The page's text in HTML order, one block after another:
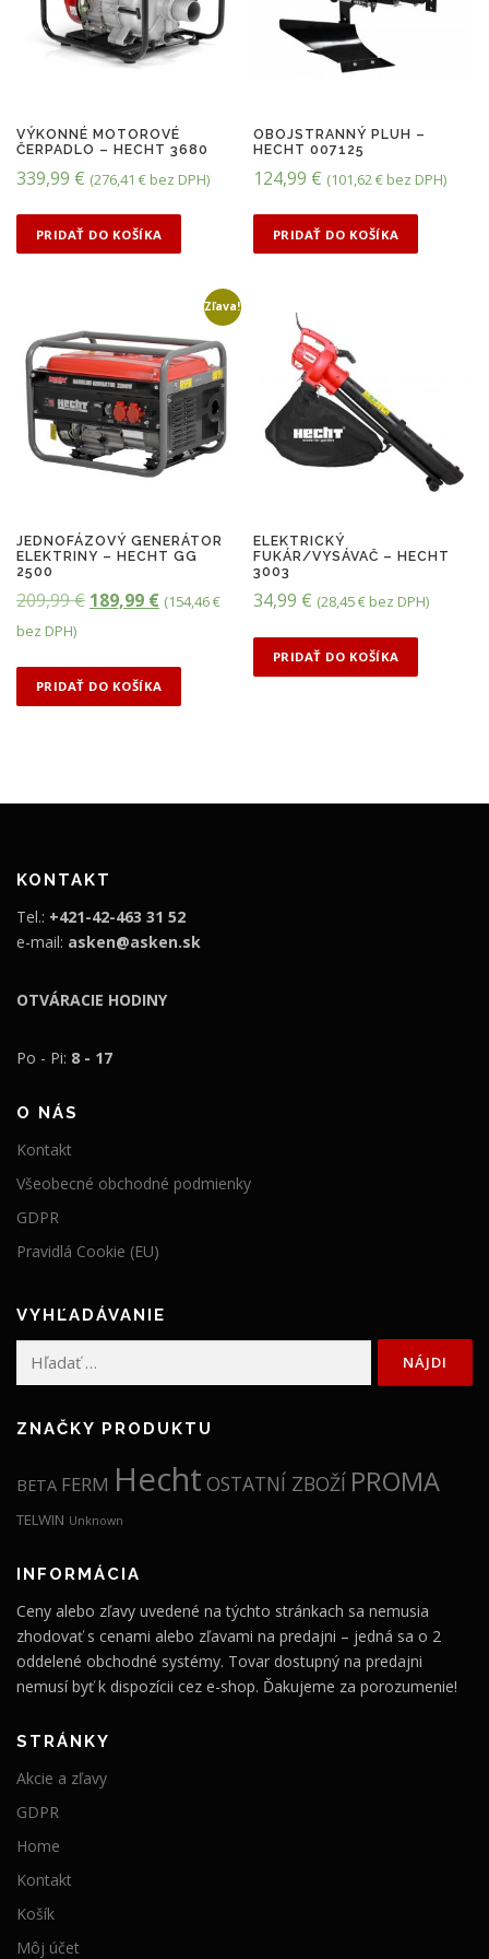
VÝKONNÉ MOTOROVÉ
ČERPADLO – HECHT 3680
339,99 € (276,41 € bez DPH)
PRIDAŤ DO KOŠÍKA
OBOJSTRANNÝ PLUH –
HECHT 007125
124,99 € (101,62€ bez DPH)
PRIDAŤ DO KOŠÍKA
Zľava!
JEDNOFÁZOVÝ GENERÁTOR
ELEKTRINY – HECHT GG
2500
209,99€ P
o
c
b
o
a
9
.
189,99 €A
u
a
a
j
9
(154,46€
bez DPH)
PRIDAŤ DO KOŠÍKA
ELEKTRICKÝ
FUKÁR/VYSÁVAČ – HECHT
3003
34,99 € (28,45€ bez DPH)
PRIDAŤ DO KOŠÍKA
KONTAKT
Tel.: +421-42-463 31 52
e-mail: asken@asken.sk
OTVÁRACIE HODINY
Po - Pi: 8 - 17
O NÁS
Kontakt
Všeobecné obchodné podmienky
GDPR
Pravidlá Cookie (EU)
VYHĽADÁVANIE
Hľadať:
ZNAČKY PRODUKTU
BETA FERM Hecht OSTATNÍ ZBOŽÍ PROMA
TELWIN Unknown
INFORMÁCIA
Ceny alebo zľavy uvedené na týchto stránkach sa nemusia
zhodovať s cenami alebo zľavami na predajni – jedná sa o 2
oddelené obchodné systémy. Tovar dostupný na predajni
nemusí byť k dispozícii cez e-shop. Ďakujeme za porozumenie!
STRÁNKY
Akcie a zľavy
GDPR
Home
Kontakt
Košík
Môj účet